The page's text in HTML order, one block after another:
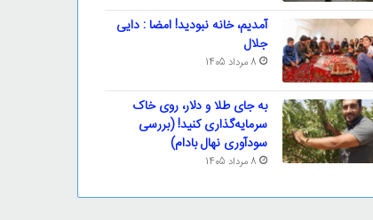
آمدیم، خانه نبودید! امضا : دایی
جلال
8 مرداد 1405
به جای طلا و دلار، روی خاک
سرمایه‌گذاری کنید! (بررسی
سودآوری نهال بادام)
8 مرداد 1405